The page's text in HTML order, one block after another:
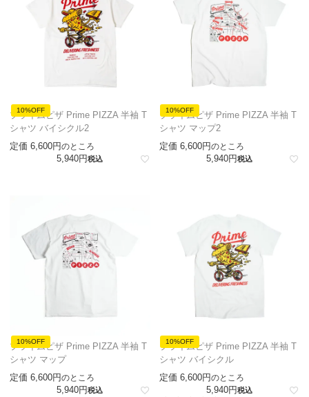
10%OFF
プライムピザ Prime PIZZA 半袖 T
シャツ バイシクル2
定価 6,600 のところ
5,940 税込
10%OFF
プライムピザ Prime PIZZA 半袖 T
シャツ マップ2
定価 6,600 のところ
5,940 税込
10%OFF
プライムピザ Prime PIZZA 半袖 T
シャツ マップ
定価 6,600 のところ
5,940 税込
10%OFF
プライムピザ Prime PIZZA 半袖 T
シャツ バイシクル
定価 6,600 のところ
5,940 税込